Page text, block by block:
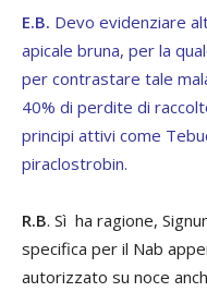
E.B. Devo evidenziare
apicale bruna, per la
per contrastare tale
40% di perdite di
principi attivi come
piraclostrobin.
R.B. Sì ha ragione,
specifica per il Nab
autorizzato su noce